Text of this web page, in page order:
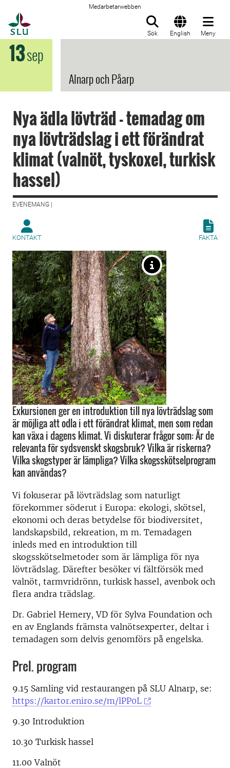
Medarbetarwebben
Sök English Meny
13sep
Alnarp och Påarp
Nya ädla lövträd - temadag om
nya lövträdslag i ett förändrat
klimat (valnöt, tyskoxel, turkisk
hassel)
EVENEMANG |
KONTAKT FAKTA
Exkursionen ger en introduktion till nya lövträdslag som
är möjliga att odla i ett förändrat klimat, men som redan
kan växa i dagens klimat. Vi diskuterar frågor som: Är de
relevanta för sydsvenskt skogsbruk? Vilka är riskerna?
Vilka skogstyper är lämpliga? Vilka skogsskötselprogram
kan användas?
Vi fokuserar på lövträdslag som naturligt
förekommer söderut i Europa: ekologi, skötsel,
ekonomi och deras betydelse för biodiversitet,
landskapsbild, rekreation, m m. Temadagen
inleds med en introduktion till
skogsskötselmetoder som är lämpliga för nya
lövträdslag. Därefter besöker vi fältförsök med
valnöt, tarmvridrönn, turkisk hassel, avenbok och
flera andra trädslag.
Dr. Gabriel Hemery, VD för Sylva Foundation och
en av Englands främsta valnötsexperter, deltar i
temadagen som delvis genomförs på engelska.
Prel. program
9.15 Samling vid restaurangen på SLU Alnarp, se:
https://kartor.eniro.se/m/lPP0L
9.30 Introduktion
10.30 Turkisk hassel
11.00 Valnöt